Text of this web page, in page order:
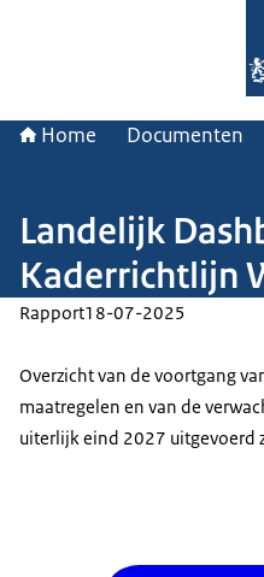
Home Documenten
Landelijk
Kaderrichtlijn
Rapport18-07-2025
Overzicht van de voortgang
maatregelen en van de
uiterlijk eind 2027 uitgevoerd